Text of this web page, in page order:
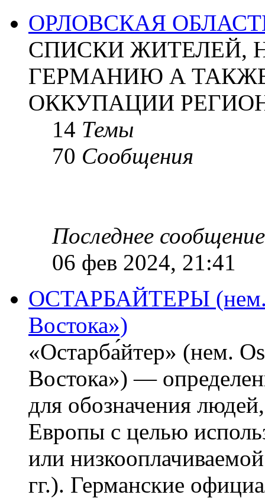
ОРЛОВСКАЯ
СПИСКИ ЖИТЕЛЕЙ,
ГЕРМАНИЮ А
ОККУПАЦИИ
14 Темы
70 Сообщения
Последнее сообщение
06 фев 2024, 21:41
ОСТАРБАЙТЕРЫ (нем.
Востока»)
«Остарба́йтер» (нем.
Востока») —
для обозначения
Европы с целью
или
гг.). Германские